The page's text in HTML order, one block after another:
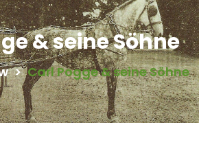
& seine Söhne
> Carl Pogge & seine Söhne